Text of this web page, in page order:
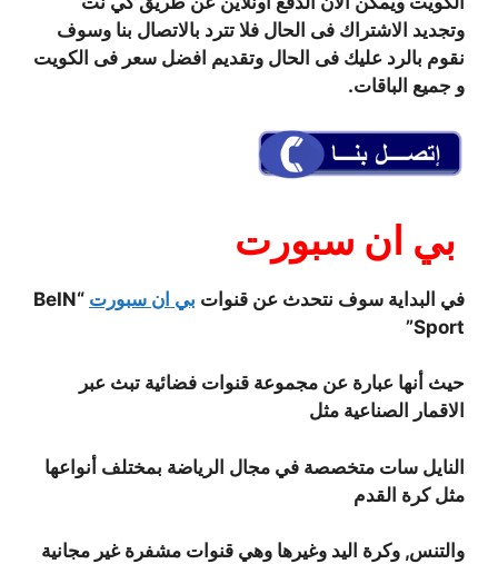
وتجديد الاشتراك فى الحال فلا تترد بالاتصال بنا وسوف
نقوم بالرد عليك فى الحال وتقديم افضل سعر فى الكويت
و جميع الباقات.
بي ان سبورت
في البداية سوف نتحدث عن قنوات بي ان سبورت
“BeIN
Sport”
حيث أنها عبارة عن مجموعة قنوات فضائية تبث عبر
الاقمار الصناعية مثل
النايل سات متخصصة في مجال الرياضة بمختلف أنواعها
مثل كرة القدم
والتنس, وكرة اليد وغيرها وهي قنوات مشفرة غير مجانية